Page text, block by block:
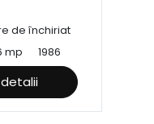
de închiriat
mp 1986